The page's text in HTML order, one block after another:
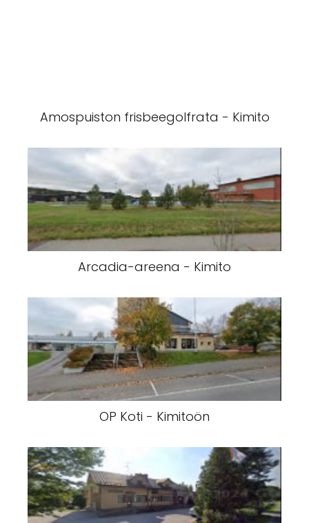
Amospuiston frisbeegolfrata - Kimito
Arcadia-areena - Kimito
OP Koti - Kimitoön